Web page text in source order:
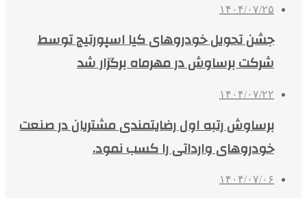
۱۴۰۴/۰۷/۲۵
جشن تحویل خودروهای کیا اسپورتیج توسط
شرکت برساوش در مهرماه برگزار شد
۱۴۰۴/۰۷/۲۲
برساوش رتبه اول رضایتمندی مشتریان در صنعت
خودروهای وارداتی را کسب نمود.
۱۴۰۴/۰۷/۰۶